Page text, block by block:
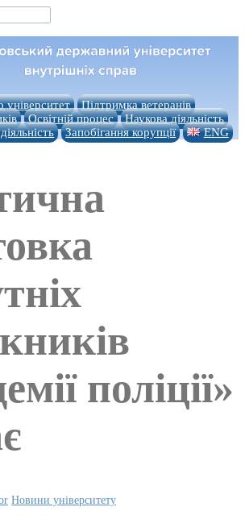
університет
Підтримка ветеранів
Освітній процес
Наукова діяльність
Запобігання корупції ENG
поліції»
Новини університету